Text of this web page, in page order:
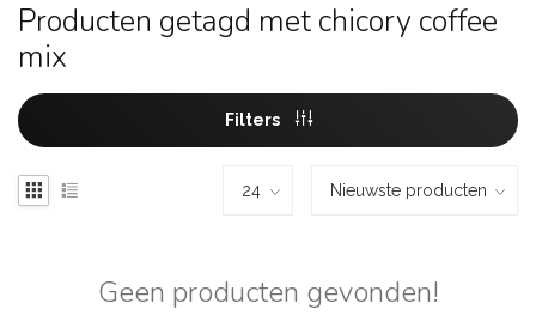
Producten getagd met chicory coffee
mix
Filters
Geen producten gevonden!